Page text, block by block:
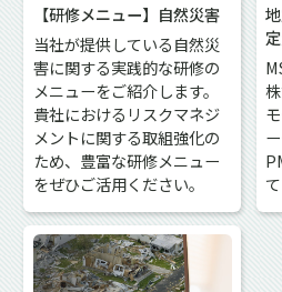
【研修メニュー】自然災害
当社が提供している自然災
害に関する実践的な研修の
メニューをご紹介します。
貴社におけるリスクマネジ
メントに関する取組強化の
ため、豊富な研修メニュー
をぜひご活用ください。